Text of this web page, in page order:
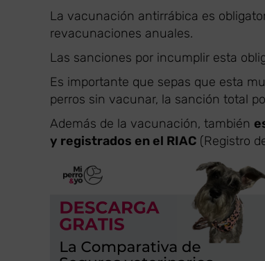
La vacunación antirrábica es
revacunaciones anuales.
Las sanciones por incumplir esta
Es importante que sepas que esta
perros sin vacunar, la sanción total
Además de la vacunación, también
y registrados en el RIAC (Registro